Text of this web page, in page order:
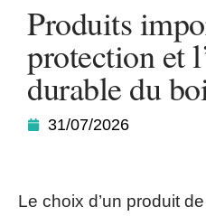
Produits
protection et
durable du
31/07/2026
Le choix d’un produit